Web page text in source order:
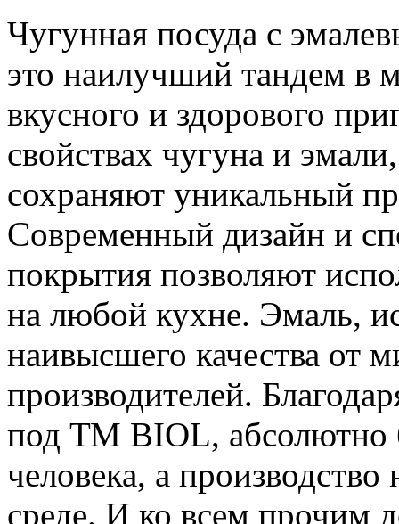
Чугунная посуда с
это наилучший тандем в
вкусного и здорового
свойствах чугуна и
сохраняют уникальный
Современный дизайн и
покрытия позволяют
на любой кухне. Эмаль,
наивысшего качества от
производителей.
под ТМ BIOL, абсолютно
человека, а
среде. И ко всем прочим